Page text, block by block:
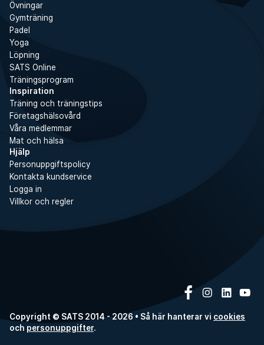
Övningar
Gymträning
Padel
Yoga
Löpning
SATS Online
Träningsprogram
Inspiration
Träning och träningstips
Företagshälsovård
Våra medlemmar
Mat och hälsa
Hjälp
Personuppgiftspolicy
Kontakta kundservice
Logga in
Villkor och regler
Copyright © SATS 2014 - 2026 • Så här hanterar vi cookies
och personuppgifter.